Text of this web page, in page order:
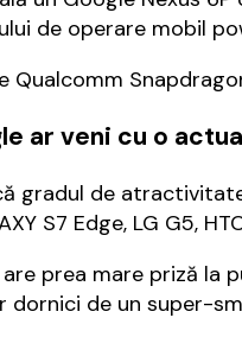
de operare mobil
Qualcomm
ar veni cu o
gradul de
S7 Edge, LG G5,
are prea mare priză
de un super-